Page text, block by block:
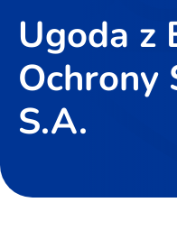
Ugoda z
Ochrony
S.A.